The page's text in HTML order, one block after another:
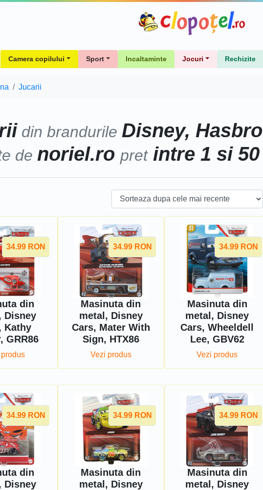
Camera copilului Sport Incaltaminte Jocuri Rechizite
Jucarii
din brandurile Disney, Hasbro
de noriel.ro pretintre 1 si 50
34.99 RON
din
Disney
Kathy
GRR86
34.99 RON
Masinuta din
metal, Disney
Cars, Mater With
Sign, HTX86
Vezi produs
34.99 RON
Masinuta din
metal, Disney
Cars, Wheeldell
Lee, GBV62
Vezi produs
34.99 RON
din
Disney
34.99 RON
Masinuta din
metal, Disney
34.99 RON
Masinuta din
metal, Disney